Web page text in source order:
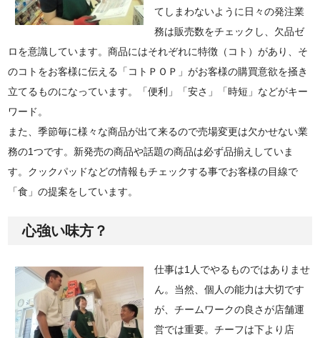
てしまわないように日々の発注業
務は販売数をチェックし、欠品ゼ
ロを意識しています。商品にはそれぞれに特徴（コト）があり、そ
のコトをお客様に伝える「コトＰＯＰ」がお客様の購買意欲を掻き
立てるものになっています。「便利」「安さ」「時短」などがキー
ワード。
また、季節毎に様々な商品が出て来るので売場変更は欠かせない業
務の1つです。新発売の商品や話題の商品は必ず品揃えしていま
す。クックパッドなどの情報もチェックする事でお客様の目線で
「食」の提案をしています。
心強い味方？
仕事は1人でやるものではありませ
ん。当然、個人の能力は大切です
が、チームワークの良さが店舗運
営では重要。チーフは下より店